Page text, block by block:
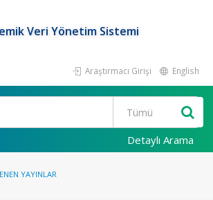
Veri Yönetim Sistemi
Araştırmacı Girişi English
Detaylı Arama
YAYINLAR